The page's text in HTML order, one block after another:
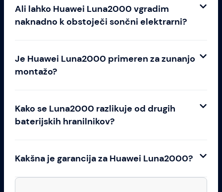
Ali lahko Huawei Luna2000 vgradim
naknadno k obstoječi sončni elektrarni?
Je Huawei Luna2000 primeren za zunanjo
montažo?
Kako se Luna2000 razlikuje od drugih
baterijskih hranilnikov?
Kakšna je garancija za Huawei Luna2000?